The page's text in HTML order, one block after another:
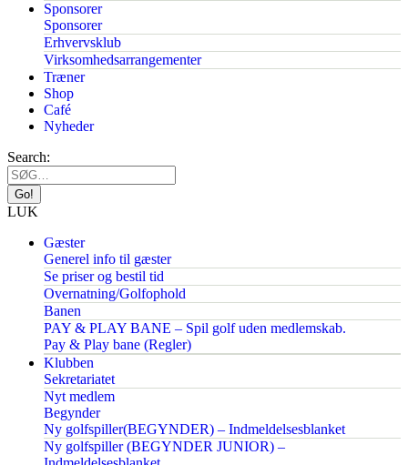
Sponsorer
Sponsorer
Erhvervsklub
Virksomhedsarrangementer
Træner
Shop
Café
Nyheder
Search:
LUK
Gæster
Generel info til gæster
Se priser og bestil tid
Overnatning/Golfophold
Banen
PAY & PLAY BANE – Spil golf uden medlemskab.
Pay & Play bane (Regler)
Klubben
Sekretariatet
Nyt medlem
Begynder
Ny golfspiller(BEGYNDER) – Indmeldelsesblanket
Ny golfspiller (BEGYNDER JUNIOR) –